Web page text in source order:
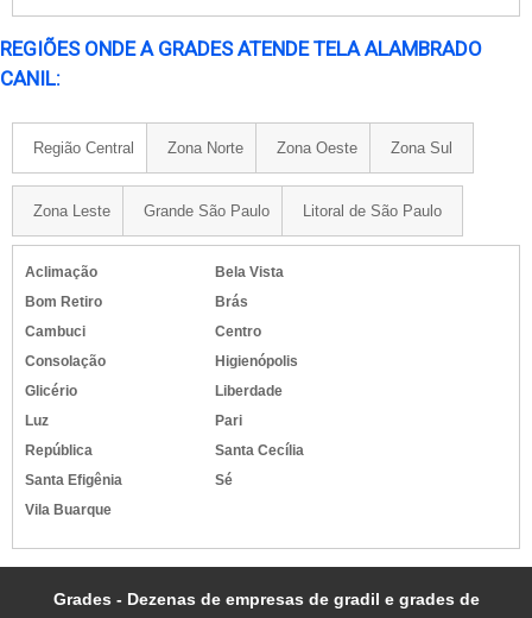
REGIÕES ONDE A GRADES ATENDE TELA ALAMBRADO
CANIL:
Região Central Zona Norte Zona Oeste Zona Sul
Zona Leste Grande São Paulo Litoral de São Paulo
Aclimação
Bela Vista
Bom Retiro
Brás
Cambuci
Centro
Consolação
Higienópolis
Glicério
Liberdade
Luz
Pari
República
Santa Cecília
Santa Efigênia
Sé
Vila Buarque
Grades - Dezenas de empresas de gradil e grades de